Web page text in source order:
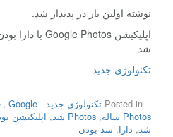
نوشته اولین بار در پدیدار شد.
شد
تکنولوژی جدید
Posted in تکنولوژی جدید , Google ساله
Photos ساله
, Photos شد , اپلیکیشن
شد, دارا, شد بودن